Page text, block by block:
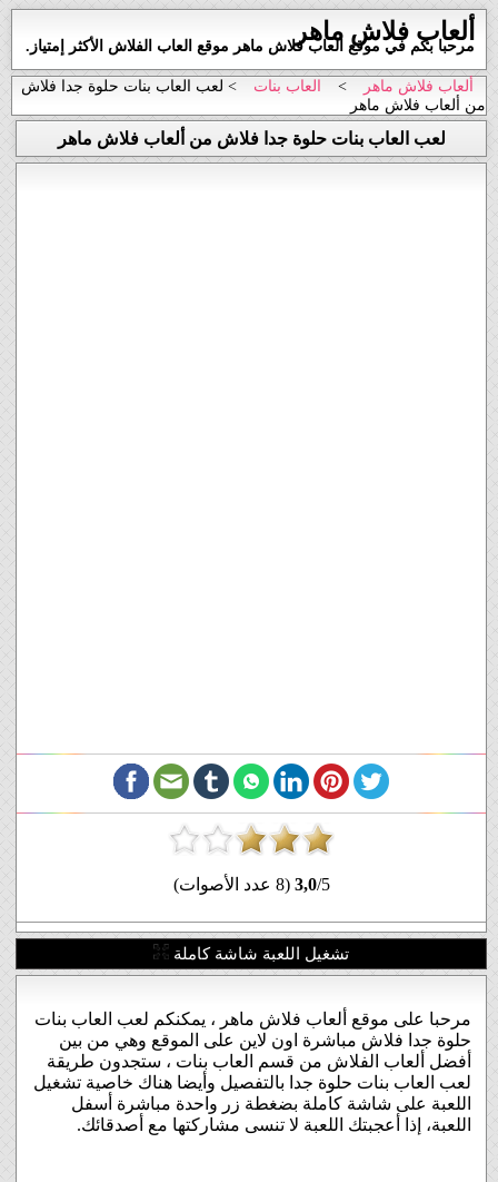
ألعاب فلاش ماهر
مرحبا بكم في موقع العاب فلاش ماهر موقع العاب الفلاش الأكثر إمتياز.
ألعاب فلاش ماهر > العاب بنات
> لعب العاب بنات حلوة جدا فلاش
من ألعاب فلاش ماهر
لعب العاب بنات حلوة جدا فلاش من ألعاب فلاش ماهر
3,0/5 (8 عدد الأصوات)
تشغيل اللعبة شاشة كاملة
مرحبا على موقع ألعاب فلاش ماهر ، يمكنكم لعب العاب بنات
حلوة جدا فلاش مباشرة اون لاين على الموقع وهي من بين
أفضل ألعاب الفلاش من قسم العاب بنات ، ستجدون طريقة
لعب العاب بنات حلوة جدا بالتفصيل وأيضا هناك خاصية تشغيل
اللعبة على شاشة كاملة بضغطة زر واحدة مباشرة أسفل
اللعبة، إذا أعجبتك اللعبة لا تنسى مشاركتها مع أصدقائك.